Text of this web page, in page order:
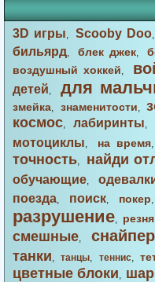
3D игры,Scooby Doo
бильярд,блек джек,
воздушный хоккей,
детей, для
змейка, знаменитости,
космос, лабиринты,
мотоциклы, на время
точность, найди
обучающие,
поезда, поиск, покер
разрушение, резня
смешные,
танки,танцы, теннис,
цветные блоки,